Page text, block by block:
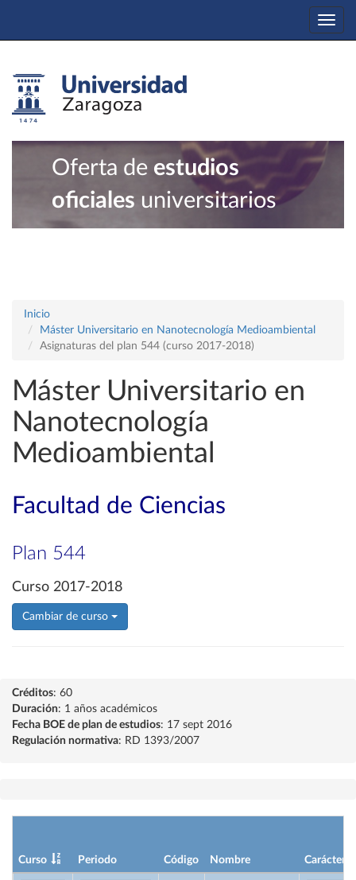
Oferta de estudios
oficiales universitarios
Inicio
Máster Universitario en Nanotecnología Medioambiental
Asignaturas del plan 544 (curso 2017-2018)
Máster Universitario en
Nanotecnología
Medioambiental
Facultad de Ciencias
Plan 544
Curso 2017-2018
Cambiar de curso
Créditos: 60
Duración: 1 años académicos
Fecha BOE de plan de estudios: 17 sept 2016
Regulación normativa: RD 1393/2007
Curso Periodo Código Nombre Carácter